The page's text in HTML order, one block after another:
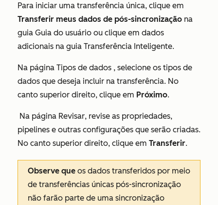
Para iniciar uma transferência única, clique em
Transferir meus dados de pós-sincronização na
guia Guia do usuário ou clique em dados
adicionais na guia Transferência Inteligente.
Na página Tipos de dados , selecione os tipos de
dados que deseja incluir na transferência. No
canto superior direito, clique em Próximo.
Na página Revisar, revise as propriedades,
pipelines e outras configurações que serão criadas.
No canto superior direito, clique em Transferir.
Observe que os dados transferidos por meio
de transferências únicas pós-sincronização
não farão parte de uma sincronização